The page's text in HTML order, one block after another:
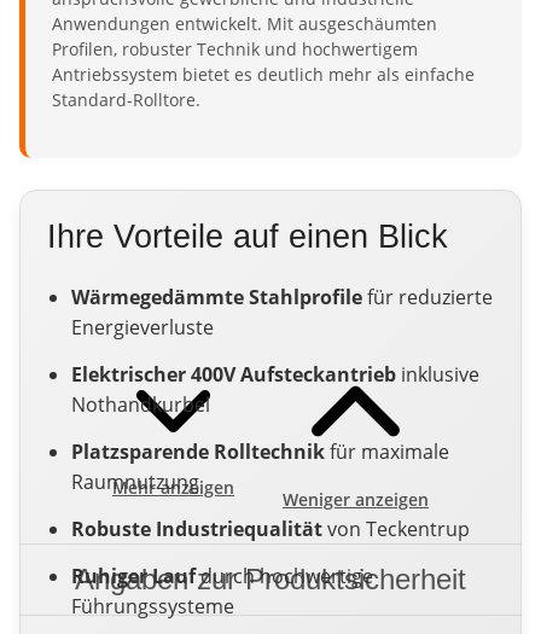
Anwendungen entwickelt. Mit ausgeschäumten
Profilen, robuster Technik und hochwertigem
Antriebssystem bietet es deutlich mehr als einfache
Standard-Rolltore.
Ihre Vorteile auf einen Blick
Wärmegedämmte Stahlprofilefür reduzierte
Energieverluste
Elektrischer 400V Aufsteckantrieb inklusive
Nothandkurbel
Platzsparende Rolltechnikfür maximale
Raumnutzung
Robuste Industriequalitätvon Teckentrup
Ruhiger Laufdurch hochwertige
Führungssysteme
Mehr anzeigen
Weniger anzeigen
Angaben zur Produktsicherheit